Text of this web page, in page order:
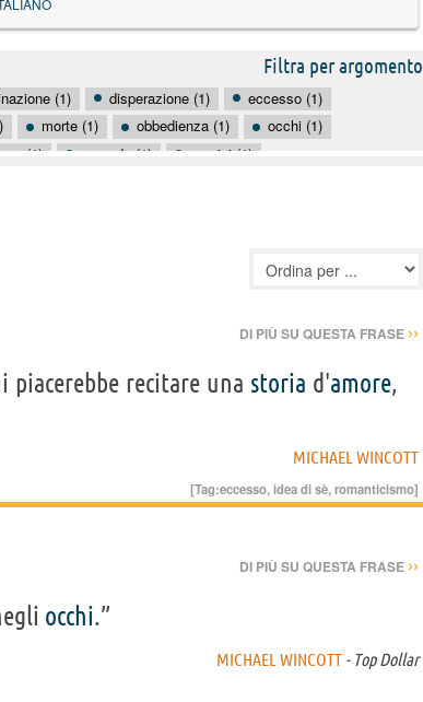
Filtra per argomento
(1) disperazione (1)
eccesso (1)
morte (1) obbedienza (1)
occhi (1)
(1) sguardo (1) uomini (1)
DI PIÙ SU QUESTA FRASE ››
recitare una storia d'amore,
MICHAEL WINCOTT
[Tag:eccesso,idea di sè,romanticismo]
DI PIÙ SU QUESTA FRASE ››
occhi.”
MICHAEL WINCOTT - Top Dollar